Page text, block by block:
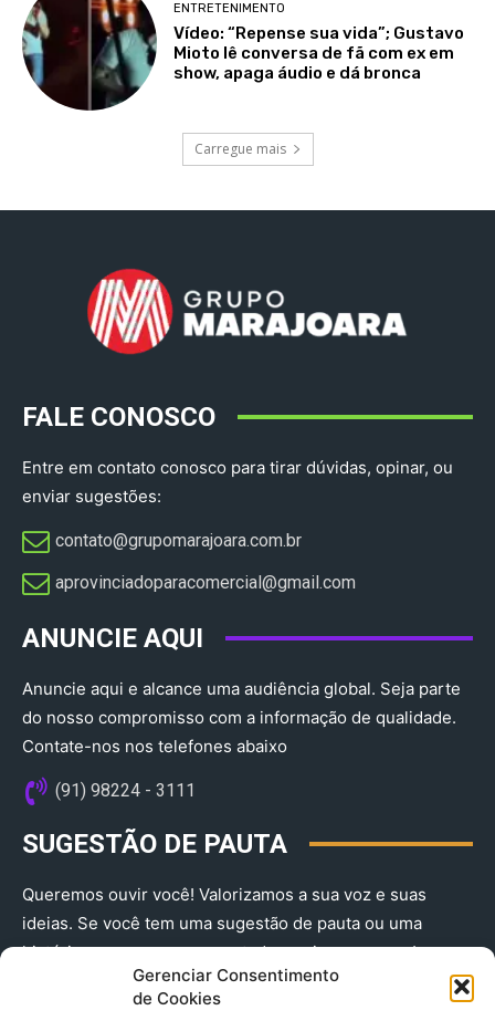
Gerenciar Consentimento
de Cookies
ENTRETENIMENTO
Vídeo: “Repense sua vida”; Gustavo
Mioto lê conversa de fã com ex em
show, apaga áudio e dá bronca
Carregue mais
FALE CONOSCO
Entre em contato conosco para tirar dúvidas, opinar, ou
enviar sugestões:
contato@grupomarajoara.com.br
aprovinciadoparacomercial@gmail.com​
ANUNCIE AQUI
Anuncie aqui e alcance uma audiência global. Seja parte
do nosso compromisso com a informação de qualidade.
Contate-nos nos telefones abaixo
(91) 98224 - 3111
SUGESTÃO DE PAUTA
Queremos ouvir você! Valorizamos a sua voz e suas
ideias. Se você tem uma sugestão de pauta ou uma
história que merece ser contada, envie-nos agora!
(91) 98224 - 3111